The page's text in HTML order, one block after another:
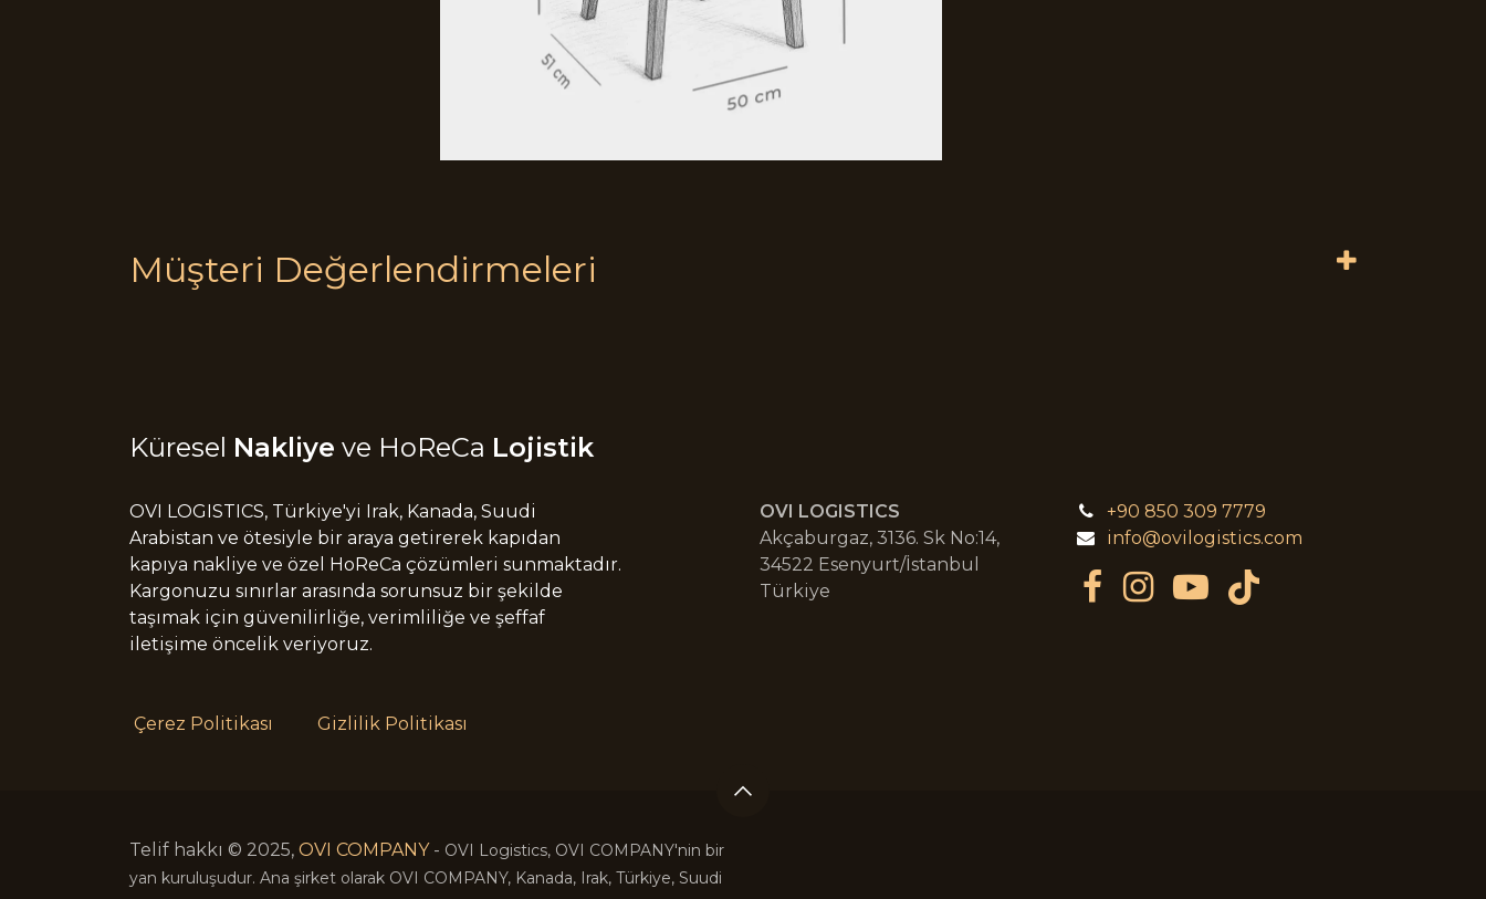
Müşteri Değerlendirmeleri
Küresel Nakliye ve HoReCa Lojistik
OVI LOGISTICS, Türkiye'yi Irak, Kanada, Suudi
Arabistan ve ötesiyle bir araya getirerek kapıdan
kapıya nakliye ve özel HoReCa çözümleri sunmaktadır.
Kargonuzu sınırlar arasında sorunsuz bir şekilde
taşımak için güvenilirliğe, verimliliğe ve şeffaf
iletişime öncelik veriyoruz.
OVI LOGISTICS
Akçaburgaz, 3136. Sk No:14,
34522 Esenyurt/İstanbul
Türkiye
+90 850 309 7779
info@ovilogistics.com
Çerez Politikası Gizlilik Politikası
Telif hakkı © 2025, OVI COMPANY- OVI Logistics, OVI COMPANY'nin bir
yan kuruluşudur. Ana şirket olarak OVI COMPANY, Kanada, Irak, Türkiye, Suudi